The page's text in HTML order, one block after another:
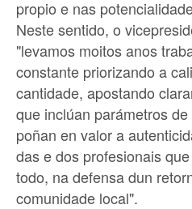
propio e nas
Neste sentido, o
"levamos moitos anos
constante priorizando a
cantidade, apostando
que inclúan parámetros
poñan en valor a
das e dos profesionais
todo, na defensa dun
comunidade local".